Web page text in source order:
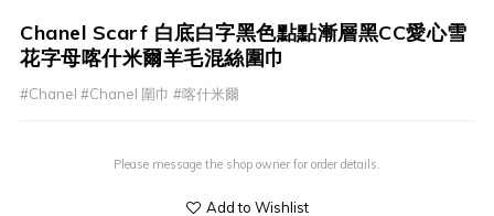
Chanel Scarf 白底白字黑色點點漸層黑CC愛心雪
花字母喀什米爾羊毛混絲圍巾
#Chanel #Chanel 圍巾 #喀什米爾
Please message the shop owner for order details.
Add to Wishlist